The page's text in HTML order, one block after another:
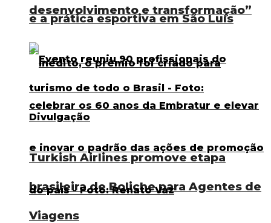
e a prática esportiva em São Luís
Turkish Airlines promove etapa
brasileira de Boliche para Agentes de
Viagens
desenvolvimento e transformação”